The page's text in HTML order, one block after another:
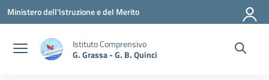
Vai ai contenuti
Vai al menu di navigazione
Vai al footer
Ministero dell'Istruzione e del Merito
Istituto Comprensivo
G. Grassa - G. B. Quinci